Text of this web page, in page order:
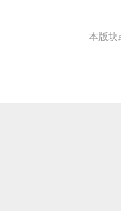
本版块